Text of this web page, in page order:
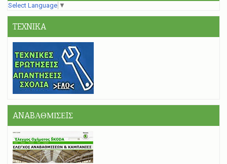
Select Language ▼
TEXNIKA
ANABΑΘΜΙΣΕIΣ